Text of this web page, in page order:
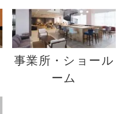
事業所・ショール
ーム